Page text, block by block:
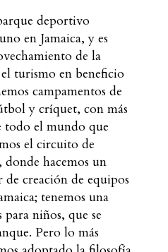
deportivo
en Jamaica, y es
de la
turismo en beneficio
campamentos de
y críquet, con más
todo el mundo que
el circuito de
hacemos un
creación de equipos
tenemos una
niños, que se
Pero lo más